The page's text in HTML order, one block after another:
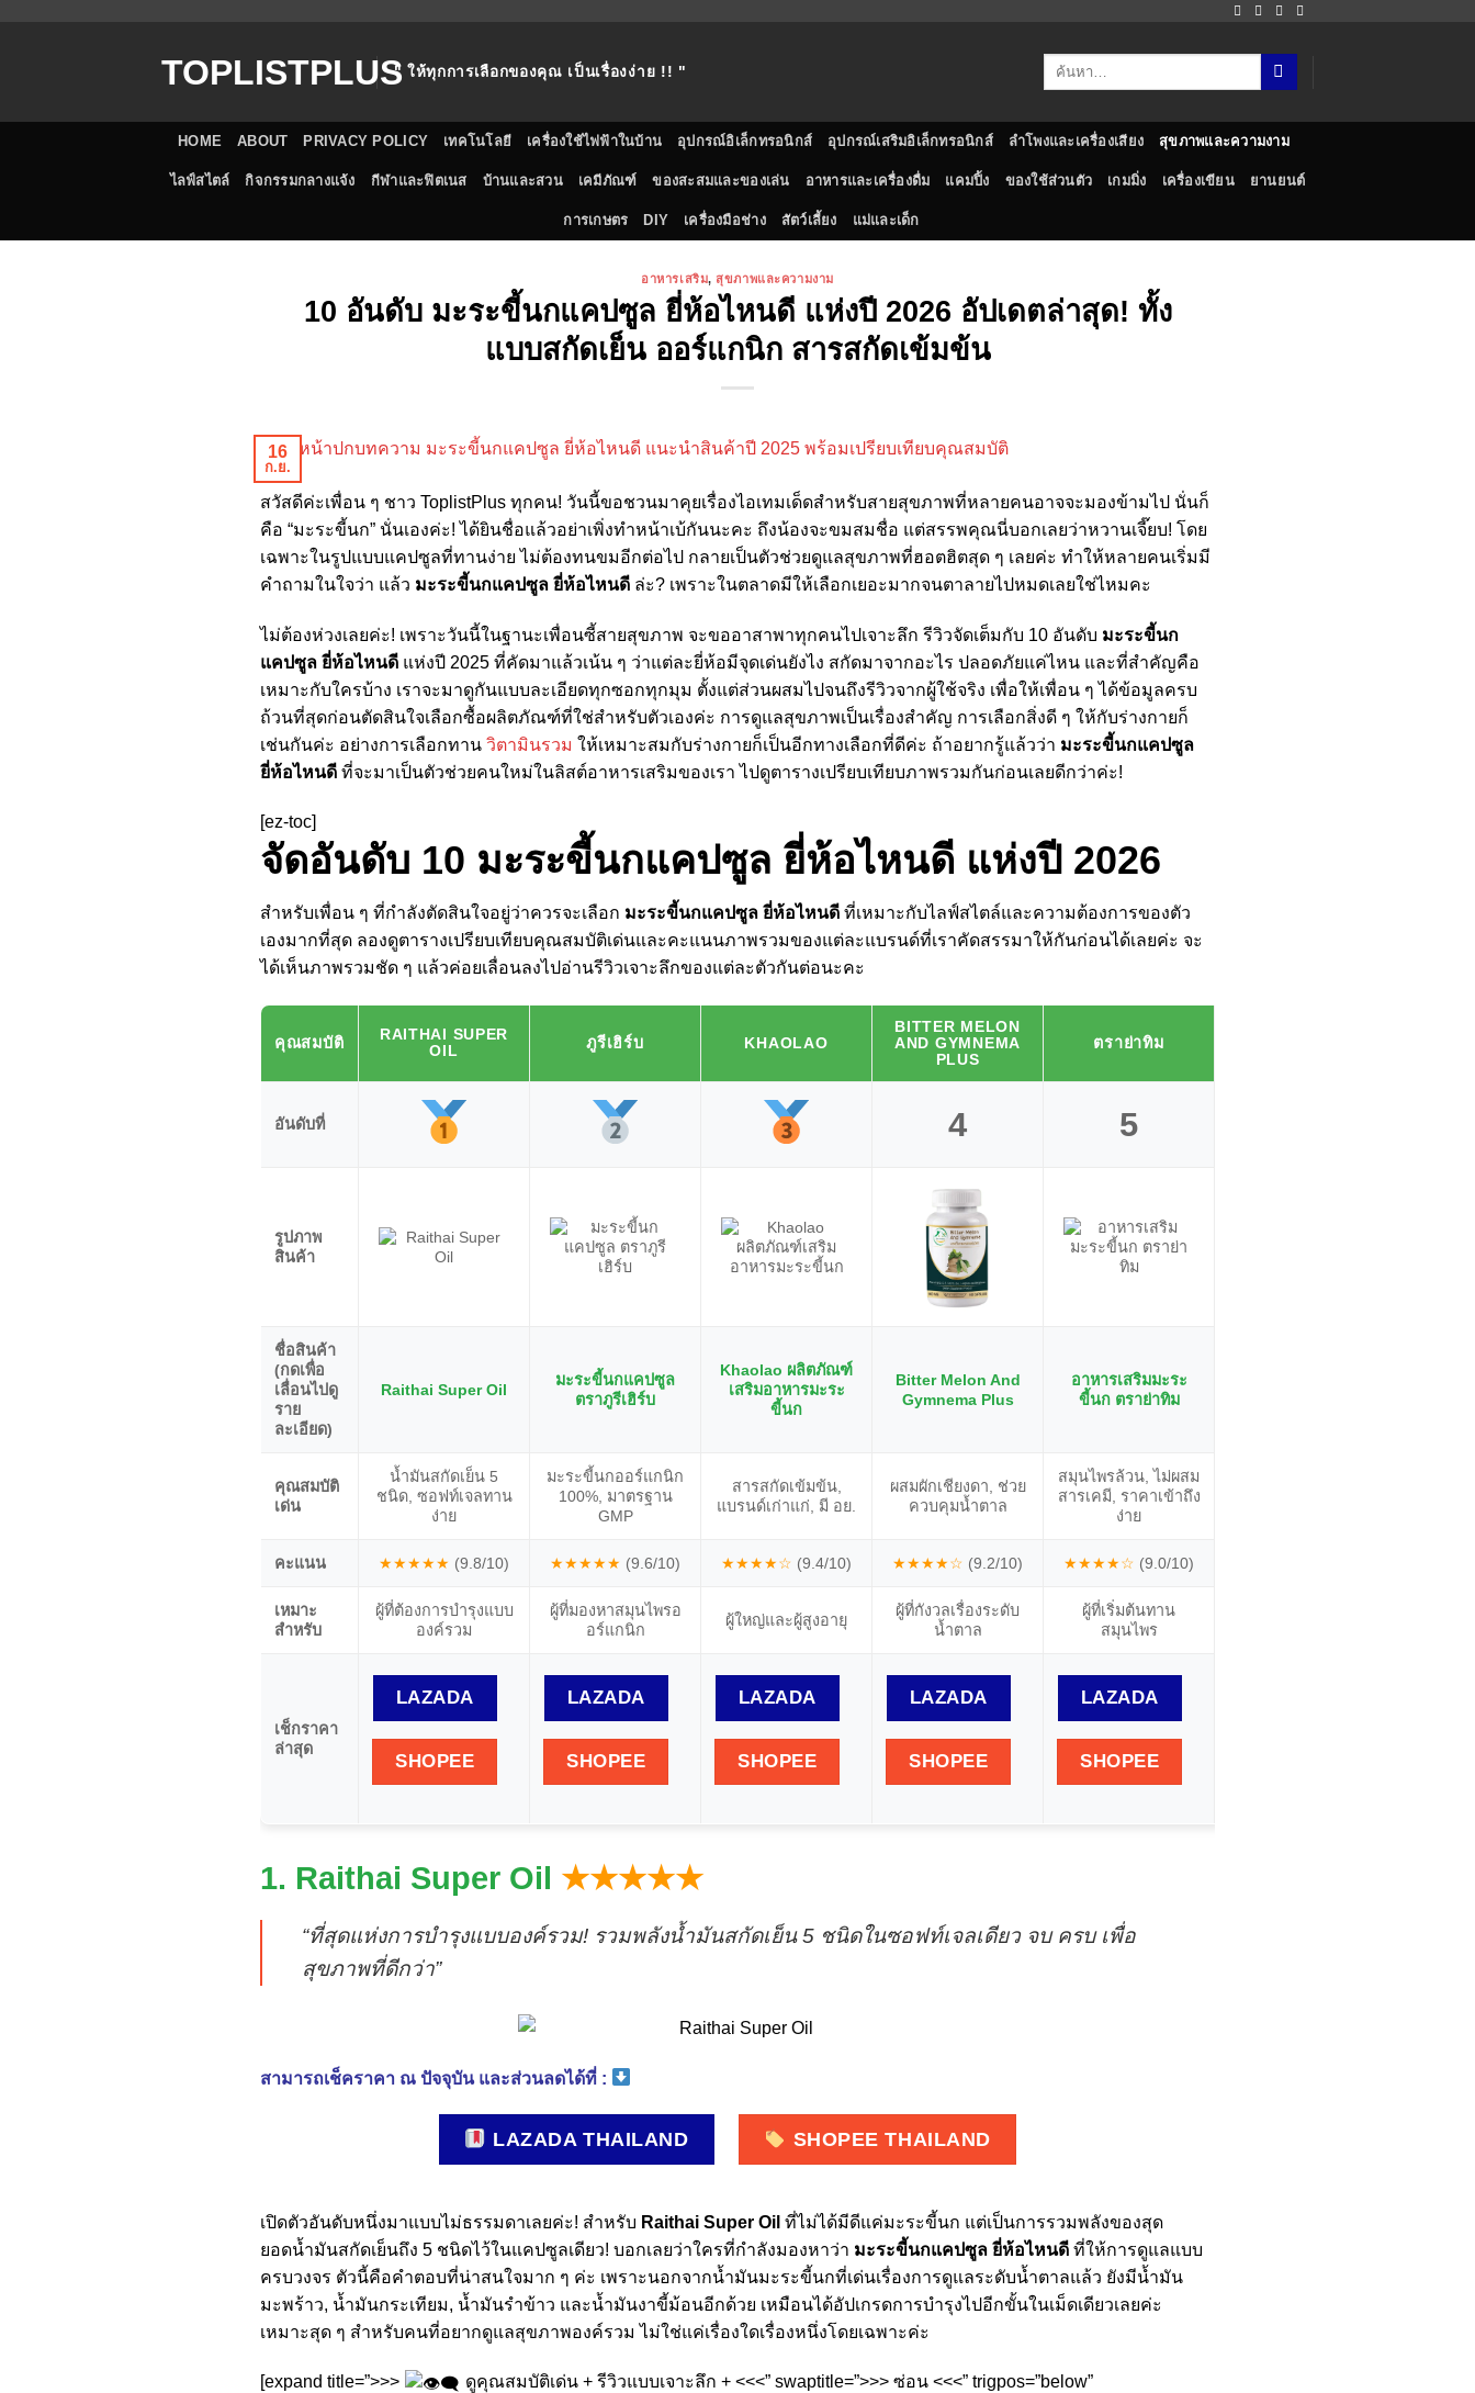
TOPLISTPLUS" ให้ทุกการเลือกของคุณ เป็นเรื่องง่าย !! "
HOME ABOUT PRIVACY POLICY เทคโนโลยี เครื่องใช้ไฟฟ้าในบ้าน อุปกรณ์อิเล็กทรอนิกส์ อุปกรณ์เสริมอิเล็กทรอนิกส์ ลำโพงและเครื่องเสียง สุขภาพและความงาม
ไลฟ์สไตล์ กิจกรรมกลางแจ้ง กีฬาและฟิตเนส บ้านและสวน เคมีภัณฑ์ ของสะสมและของเล่น อาหารและเครื่องดื่ม แคมปิ้ง ของใช้ส่วนตัว เกมมิ่ง เครื่องเขียน ยานยนต์
การเกษตร DIY เครื่องมือช่าง สัตว์เลี้ยง แม่และเด็ก
อาหารเสริม, สุขภาพและความงาม
10 อันดับ มะระขี้นกแคปซูล ยี่ห้อไหนดี แห่งปี 2026 อัปเดตล่าสุด! ทั้ง
แบบสกัดเย็น ออร์แกนิก สารสกัดเข้มข้น
16
ก.ย.
สวัสดีค่ะเพื่อน ๆ ชาว ToplistPlus ทุกคน! วันนี้ขอชวนมาคุยเรื่องไอเทมเด็ดสำหรับสายสุขภาพที่หลายคนอาจจะมองข้ามไป นั่นก็
คือ “มะระขี้นก” นั่นเองค่ะ! ได้ยินชื่อแล้วอย่าเพิ่งทำหน้าเบ้กันนะคะ ถึงน้องจะขมสมชื่อ แต่สรรพคุณนี่บอกเลยว่าหวานเจี๊ยบ! โดย
เฉพาะในรูปแบบแคปซูลที่ทานง่าย ไม่ต้องทนขมอีกต่อไป กลายเป็นตัวช่วยดูแลสุขภาพที่ฮอตฮิตสุด ๆ เลยค่ะ ทำให้หลายคนเริ่มมี
คำถามในใจว่า แล้ว มะระขี้นกแคปซูล ยี่ห้อไหนดี ล่ะ? เพราะในตลาดมีให้เลือกเยอะมากจนตาลายไปหมดเลยใช่ไหมคะ
ไม่ต้องห่วงเลยค่ะ! เพราะวันนี้ในฐานะเพื่อนซี้สายสุขภาพ จะขออาสาพาทุกคนไปเจาะลึก รีวิวจัดเต็มกับ 10 อันดับ มะระขี้นก
แคปซูล ยี่ห้อไหนดี แห่งปี 2025 ที่คัดมาแล้วเน้น ๆ ว่าแต่ละยี่ห้อมีจุดเด่นยังไง สกัดมาจากอะไร ปลอดภัยแค่ไหน และที่สำคัญคือ
เหมาะกับใครบ้าง เราจะมาดูกันแบบละเอียดทุกซอกทุกมุม ตั้งแต่ส่วนผสมไปจนถึงรีวิวจากผู้ใช้จริง เพื่อให้เพื่อน ๆ ได้ข้อมูลครบ
ถ้วนที่สุดก่อนตัดสินใจเลือกซื้อผลิตภัณฑ์ที่ใช่สำหรับตัวเองค่ะ การดูแลสุขภาพเป็นเรื่องสำคัญ การเลือกสิ่งดี ๆ ให้กับร่างกายก็
เช่นกันค่ะ อย่างการเลือกทาน วิตามินรวม ให้เหมาะสมกับร่างกายก็เป็นอีกทางเลือกที่ดีค่ะ ถ้าอยากรู้แล้วว่า มะระขี้นกแคปซูล
ยี่ห้อไหนดี ที่จะมาเป็นตัวช่วยคนใหม่ในลิสต์อาหารเสริมของเรา ไปดูตารางเปรียบเทียบภาพรวมกันก่อนเลยดีกว่าค่ะ!
[ez-toc]
จัดอันดับ 10 มะระขี้นกแคปซูล ยี่ห้อไหนดี แห่งปี 2026
สำหรับเพื่อน ๆ ที่กำลังตัดสินใจอยู่ว่าควรจะเลือก มะระขี้นกแคปซูล ยี่ห้อไหนดี ที่เหมาะกับไลฟ์สไตล์และความต้องการของตัว
เองมากที่สุด ลองดูตารางเปรียบเทียบคุณสมบัติเด่นและคะแนนภาพรวมของแต่ละแบรนด์ที่เราคัดสรรมาให้กันก่อนได้เลยค่ะ จะ
ได้เห็นภาพรวมชัด ๆ แล้วค่อยเลื่อนลงไปอ่านรีวิวเจาะลึกของแต่ละตัวกันต่อนะคะ
คุณสมบัติ
RAITHAI SUPER
OIL
ภูรีเฮิร์บ KHAOLAO
BITTER MELON
AND GYMNEMA
PLUS
ตราย่าทิม
อันดับที่ 4 5
รูปภาพ
สินค้า
ชื่อสินค้า
(กดเพื่อ
เลื่อนไปดู
ราย
ละเอียด)
Raithai Super Oil
มะระขี้นกแคปซูล
ตราภูรีเฮิร์บ
Khaolao ผลิตภัณฑ์
เสริมอาหารมะระ
ขี้นก
Bitter Melon And
Gymnema Plus
อาหารเสริมมะระ
ขี้นก ตราย่าทิม
คุณสมบัติ
เด่น
น้ำมันสกัดเย็น 5
ชนิด, ซอฟท์เจลทาน
ง่าย
มะระขี้นกออร์แกนิก
100%, มาตรฐาน
GMP
สารสกัดเข้มข้น,
แบรนด์เก่าแก่, มี อย.
ผสมผักเชียงดา, ช่วย
ควบคุมน้ำตาล
สมุนไพรล้วน, ไม่ผสม
สารเคมี, ราคาเข้าถึง
ง่าย
คะแนน ★★★★★ (9.8/10) ★★★★★ (9.6/10) ★★★★☆ (9.4/10) ★★★★☆ (9.2/10) ★★★★☆ (9.0/10)
เหมาะ
สำหรับ
ผู้ที่ต้องการบำรุงแบบ
องค์รวม
ผู้ที่มองหาสมุนไพรอ
อร์แกนิก
ผู้ใหญ่และผู้สูงอายุ
ผู้ที่กังวลเรื่องระดับ
น้ำตาล
ผู้ที่เริ่มต้นทาน
สมุนไพร
เช็กราคา
ล่าสุด
LAZADA
SHOPEE
LAZADA
SHOPEE
LAZADA
SHOPEE
LAZADA
SHOPEE
LAZADA
SHOPEE
1. Raithai Super Oil ★★★★★
“ที่สุดแห่งการบำรุงแบบองค์รวม! รวมพลังน้ำมันสกัดเย็น 5 ชนิดในซอฟท์เจลเดียว จบ ครบ เพื่อ
สุขภาพที่ดีกว่า”
สามารถเช็คราคา ณ ปัจจุบัน และส่วนลดได้ที่ :
LAZADA THAILAND SHOPEE THAILAND
เปิดตัวอันดับหนึ่งมาแบบไม่ธรรมดาเลยค่ะ! สำหรับ Raithai Super Oil ที่ไม่ได้มีดีแค่มะระขี้นก แต่เป็นการรวมพลังของสุด
ยอดน้ำมันสกัดเย็นถึง 5 ชนิดไว้ในแคปซูลเดียว! บอกเลยว่าใครที่กำลังมองหาว่า มะระขี้นกแคปซูล ยี่ห้อไหนดี ที่ให้การดูแลแบบ
ครบวงจร ตัวนี้คือคำตอบที่น่าสนใจมาก ๆ ค่ะ เพราะนอกจากน้ำมันมะระขี้นกที่เด่นเรื่องการดูแลระดับน้ำตาลแล้ว ยังมีน้ำมัน
มะพร้าว, น้ำมันกระเทียม, น้ำมันรำข้าว และน้ำมันงาขี้ม้อนอีกด้วย เหมือนได้อัปเกรดการบำรุงไปอีกขั้นในเม็ดเดียวเลยค่ะ
เหมาะสุด ๆ สำหรับคนที่อยากดูแลสุขภาพองค์รวม ไม่ใช่แค่เรื่องใดเรื่องหนึ่งโดยเฉพาะค่ะ
[expand title=”>>>
ดูคุณสมบัติเด่น + รีวิวแบบเจาะลึก + <<<” swaptitle=”>>> ซ่อน <<<” trigpos=”below”